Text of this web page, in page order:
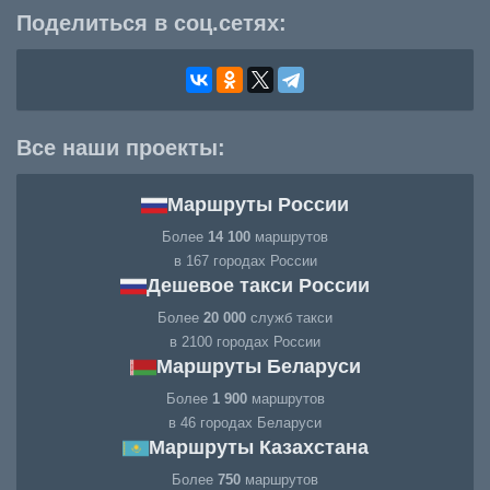
Поделиться в соц.сетях:
Все наши проекты:
Маршруты России
Более 14 100 маршрутов
в 167 городах России
Дешевое такси России
Более 20 000 служб такси
в 2100 городах России
Маршруты Беларуси
Более 1 900маршрутов
в 46 городах Беларуси
Маршруты Казахстана
Более 750 маршрутов